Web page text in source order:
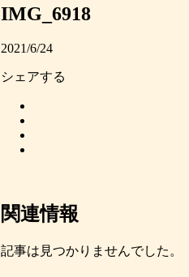
IMG_6918
2021/6/24
シェアする
関連情報
記事は見つかりませんでした。